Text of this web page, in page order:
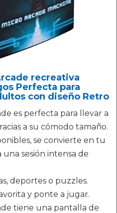
recreativa
Perfecta para
con diseño Retro
es perfecta para llevar a
a su cómodo tamaño.
se convierte en tu
sesión intensa de
deportes o puzzles.
y ponte a jugar.
tiene una pantalla de